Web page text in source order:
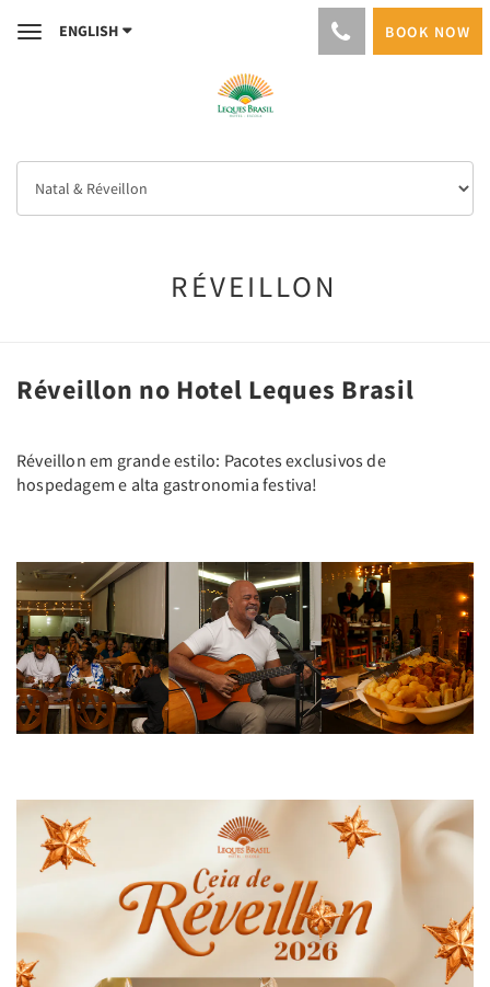
ToggleENGLISH BOOK NOW
RÉVEILLON
Réveillon no Hotel Leques Brasil
Réveillon em grande estilo: Pacotes exclusivos de
hospedagem e alta gastronomia festiva!